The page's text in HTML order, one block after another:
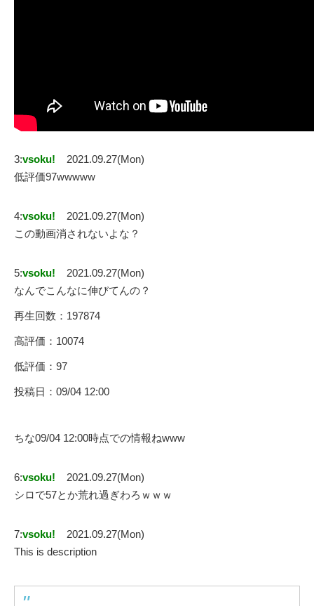
3:vsoku!
2021.09.27(Mon)
低評価97wwwww
4:vsoku!
2021.09.27(Mon)
この動画消されないよな？
5:vsoku!
2021.09.27(Mon)
なんでこんなに伸びてんの？
再生回数：197874
高評価：10074
低評価：97
投稿日：09/04 12:00
ちな09/04 12:00時点での情報ねwww
6:vsoku!
2021.09.27(Mon)
シロで57とか荒れ過ぎわろｗｗｗ
7:vsoku!
2021.09.27(Mon)
This is description